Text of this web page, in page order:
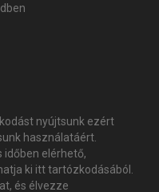
nyújtsunk ezért
használatáért.
időben elérhető,
ki itt tartózkodásából.
és élvezze